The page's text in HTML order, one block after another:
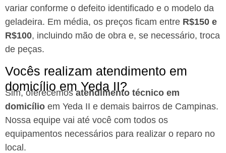
variar conforme o defeito identificado e o modelo da
geladeira. Em média, os preços ficam entre R$150 e
R$100, incluindo mão de obra e, se necessário, troca
de peças.
Vocês realizam atendimento em
domicílio em Yeda II?
Sim, oferecemosatendimento técnico em
domicílio em Yeda II e demais bairros de Campinas.
Nossa equipe vai até você com todos os
equipamentos necessários para realizar o reparo no
local.